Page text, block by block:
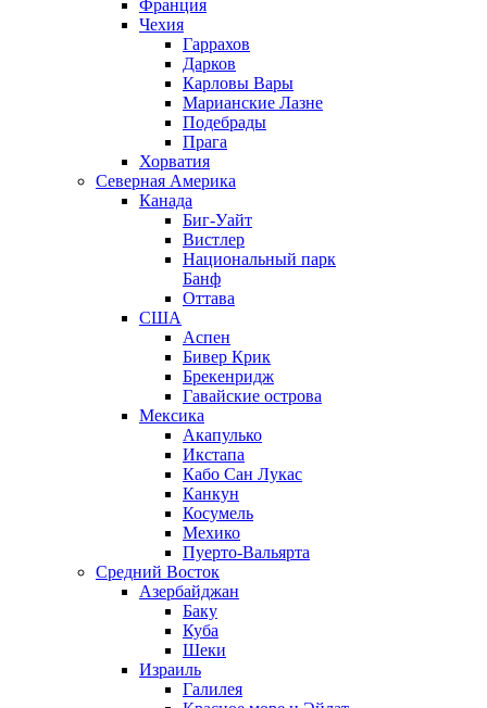
Франция
Чехия
Гаррахов
Дарков
Карловы Вары
Марианские Лазне
Подебрады
Прага
Хорватия
Северная Америка
Канада
Биг-Уайт
Вистлер
Национальный парк
Банф
Оттава
США
Аспен
Бивер Крик
Брекенридж
Гавайские острова
Мексика
Акапулько
Икстапа
Кабо Сан Лукас
Канкун
Косумель
Мехико
Пуерто-Вальярта
Средний Восток
Азербайджан
Баку
Куба
Шеки
Израиль
Галилея